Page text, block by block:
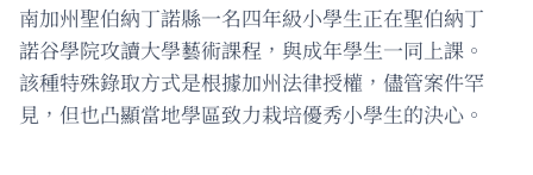
南加州聖伯納丁諾縣一名四年級小學生正在聖伯納丁
諾谷學院攻讀大學藝術課程，與成年學生一同上課。
該種特殊錄取方式是根據加州法律授權，儘管案件罕
見，但也凸顯當地學區致力栽培優秀小學生的決心。